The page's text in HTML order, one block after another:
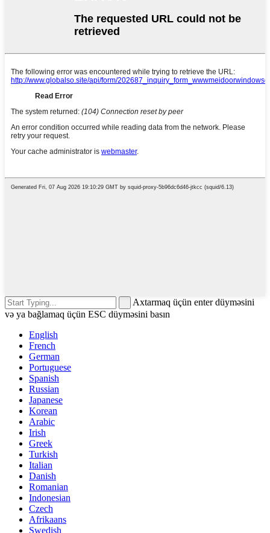
Axtarmaq üçün enter düyməsini
və ya bağlamaq üçün ESC düyməsini basın
English
French
German
Portuguese
Spanish
Russian
Japanese
Korean
Arabic
Irish
Greek
Turkish
Italian
Danish
Romanian
Indonesian
Czech
Afrikaans
Swedish